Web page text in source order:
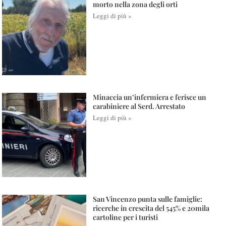
morto nella zona degli orti
Leggi di più »
Minaccia un’infermiera e ferisce un
carabiniere al Serd. Arrestato
Leggi di più »
San Vincenzo punta sulle famiglie:
ricerche in crescita del 545% e 20mila
cartoline per i turisti